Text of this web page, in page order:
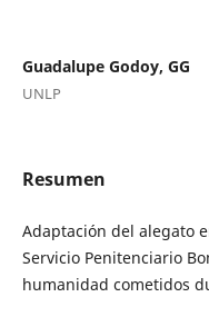
Guadalupe Godoy, GG
UNLP
Resumen
Adaptación del alegato
Servicio Penitenciario
humanidad cometidos